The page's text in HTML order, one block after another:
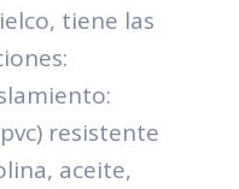
tiene las
resistente
aceite,